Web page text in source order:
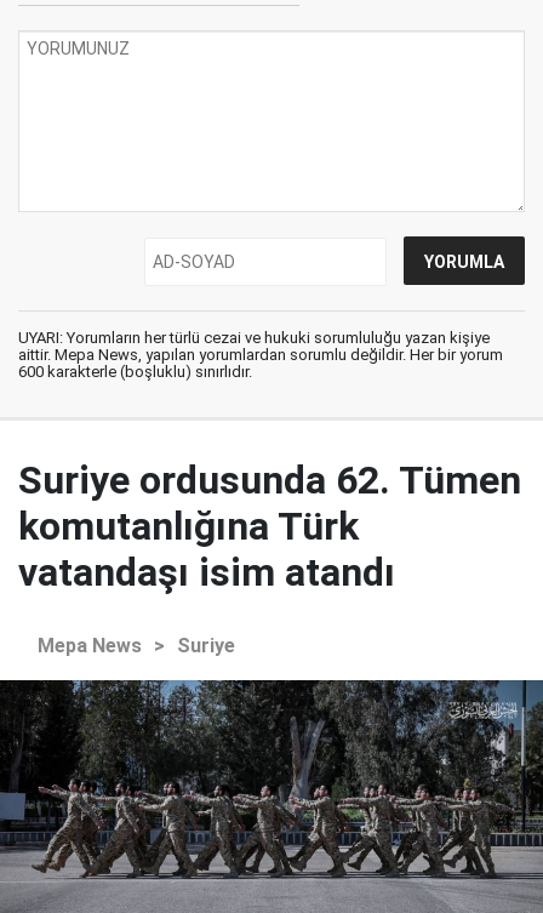
UYARI: Yorumların her türlü cezai ve hukuki sorumluluğu yazan kişiye
aittir. Mepa News, yapılan yorumlardan sorumlu değildir. Her bir yorum
600 karakterle (boşluklu) sınırlıdır.
Suriye ordusunda 62. Tümen
komutanlığına Türk
vatandaşı isim atandı
Mepa News > Suriye